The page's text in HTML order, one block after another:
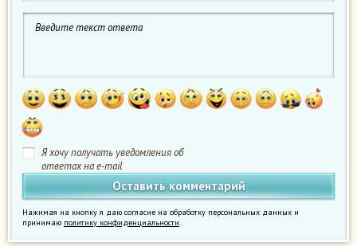
Я хочу получать уведомления об
ответах на e-mail
Нажимая на кнопку я даю согласие на обработку персональных данных и
принимаю политику конфиденциальности.